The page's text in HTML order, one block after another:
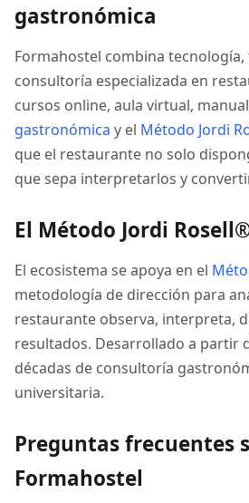
gastronómica
Formahostel combina
consultoría especializada en
cursos online, aula virtual,
gastronómica y el Método Jordi
que el restaurante no solo
que sepa interpretarlos y
El Método Jordi
El ecosistema se apoya en el
metodología de dirección para
restaurante observa, interpreta,
resultados. Desarrollado a partir
décadas de consultoría
universitaria.
Preguntas frecuentes
Formahostel